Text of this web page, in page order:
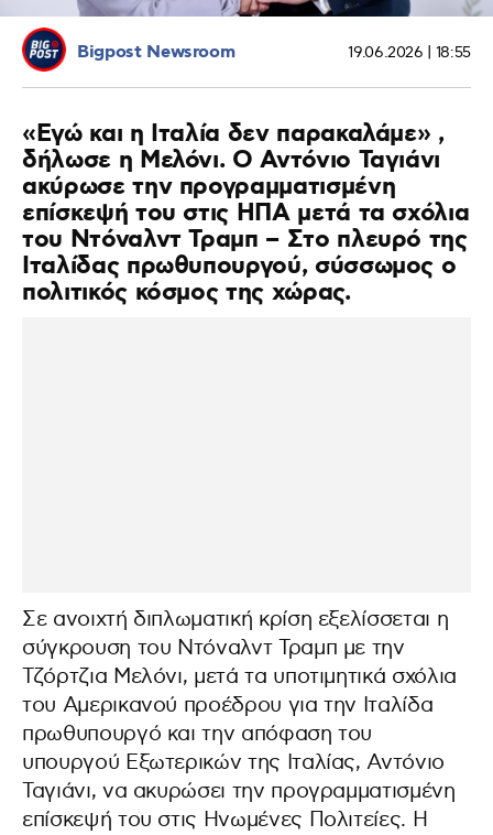
Bigpost Newsroom 19.06.2026 | 18:55
«Εγώ και η Ιταλία δεν παρακαλάμε» ,
δήλωσε η Μελόνι. Ο Αντόνιο Ταγιάνι
ακύρωσε την προγραμματισμένη
επίσκεψή του στις ΗΠΑ μετά τα σχόλια
του Ντόναλντ Τραμπ – Στο πλευρό της
Ιταλίδας πρωθυπουργού, σύσσωμος ο
πολιτικός κόσμος της χώρας.
Σε ανοιχτή διπλωματική κρίση εξελίσσεται η
σύγκρουση του Ντόναλντ Τραμπ με την
Τζόρτζια Μελόνι, μετά τα υποτιμητικά σχόλια
του Αμερικανού προέδρου για την Ιταλίδα
πρωθυπουργό και την απόφαση του
υπουργού Εξωτερικών της Ιταλίας, Αντόνιο
Ταγιάνι, να ακυρώσει την προγραμματισμένη
επίσκεψή του στις Ηνωμένες Πολιτείες. Η